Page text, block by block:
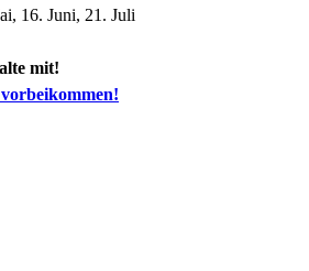
16. Juni, 21. Juli
mit!